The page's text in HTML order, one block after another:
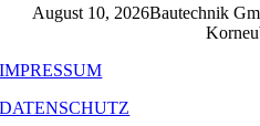
August 10, 2026Bautechnik
IMPRESSUM
DATENSCHUTZ